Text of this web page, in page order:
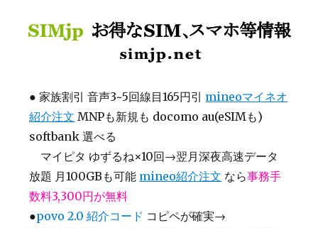
● 家族割引 音声3~5回線目165円引 mineoマイネオ
紹介注文 MNPも新規も docomo au(eSIMも)
softbank 選べる
マイピタ ゆずるね×10回→翌月深夜高速データ
放題 月100GBも可能 mineo紹介注文 なら事務手
数料3,300円が無料
●povo 2.0 紹介コード コピペが確実→